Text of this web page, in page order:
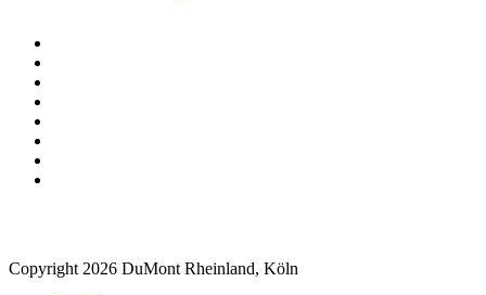
Copyright 2026 DuMont Rheinland, Köln